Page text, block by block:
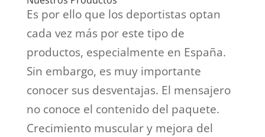
Es por ello que los deportistas optan
cada vez más por este tipo de
productos, especialmente en España.
Sin embargo, es muy importante
conocer sus desventajas. El mensajero
no conoce el contenido del paquete.
Crecimiento muscular y mejora del